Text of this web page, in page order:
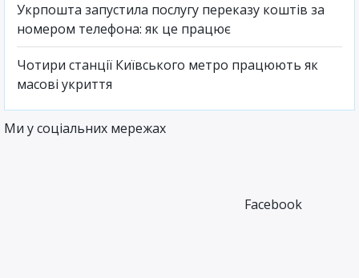
Укрпошта запустила послугу переказу коштів за
номером телефона: як це працює
Чотири станції Київського метро працюють як
масові укриття
Ми у соціальних мережах
Facebook